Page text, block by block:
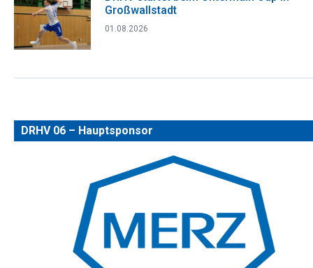
Großwallstadt
01.08.2026
DRHV 06 – Hauptsponsor